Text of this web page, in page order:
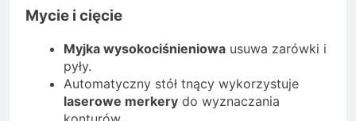
Mycie i cięcie
Myjka wysokociśnieniowa usuwa zarówki i
pyły.
Automatyczny stół tnący wykorzystuje
laserowe merkery do wyznaczania